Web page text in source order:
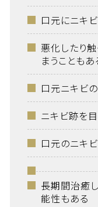
口元にニキ
悪化したり
まうこともあ
口元ニキビ
ニキビ跡を
口元のニキ
長期間治癒
能性もある